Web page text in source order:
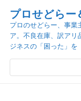
p
t
o
c
o
プロせどらー
プロのせどらー、事業
ア。不良在庫、訳ア
ジネスの「困った」を